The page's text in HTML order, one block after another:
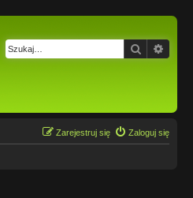
Szukaj
Zaloguj się
Zarejestruj się